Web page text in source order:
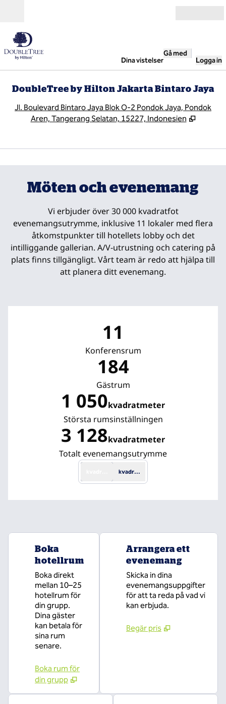
Dina vistelser
Gå med
Logga in
DoubleTree by Hilton Jakarta Bintaro Jaya
Jl. Boulevard Bintaro Jaya Blok O-2 Pondok Jaya, Pondok
Aren, Tangerang Selatan, 15227, Indonesien
1/17
Möten och evenemang
Vi erbjuder över 30 000 kvadratfot
evenemangsutrymme, inklusive 11 lokaler med flera
åtkomstpunkter till hotellets lobby och det
intilliggande gallerian. A/V-utrustning och catering på
plats finns tillgängligt. Vårt team är redo att hjälpa till
att planera ditt evenemang.
11
Konferensrum
184
Gästrum
1 050kvadratmeter
Kvadratmeter
Största rumsinställningen
3 128kvadratmeter
Kvadratmeter
Totalt evenemangsutrymme
kvadratmeterkvadratfot
Boka
hotellrum
Boka direkt
mellan 10–25
hotellrum för
din grupp.
Dina gäster
kan betala för
sina rum
senare.
Boka rum för
din grupp
Arrangera ett
evenemang
Skicka in dina
evenemangsuppgifter
för att ta reda på vad vi
kan erbjuda.
Begär pris